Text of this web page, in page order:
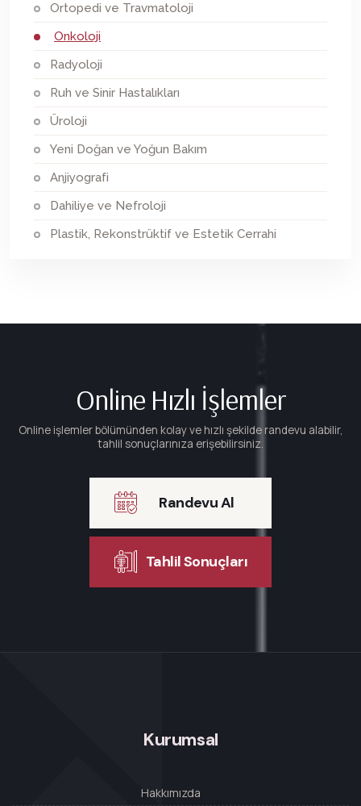
Ortopedi ve Travmatoloji
Onkoloji
Radyoloji
Ruh ve Sinir Hastalıkları
Üroloji
Yeni Doğan ve Yoğun Bakım
Anjiyografi
Dahiliye ve Nefroloji
Plastik, Rekonstrüktif ve Estetik Cerrahi
Online Hızlı İşlemler
Online işlemler bölümünden kolay ve hızlı şekilde randevu alabilir,
tahlil sonuçlarınıza erişebilirsiniz.
Randevu Al
Tahlil Sonuçları
Kurumsal
Hakkımızda